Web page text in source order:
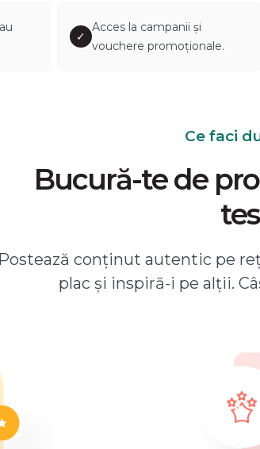
✓
Acces la campanii și
vouchere promoționale.
Ce faci
Bucură-te de
Postează conținut autentic pe
plac și inspiră-i pe alții.